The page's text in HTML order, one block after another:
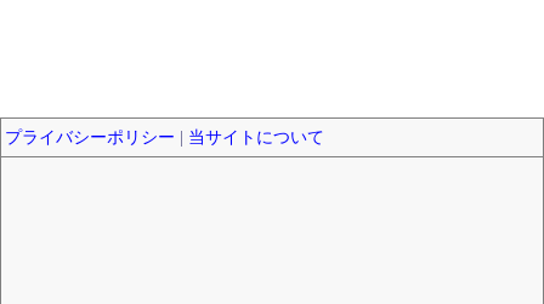
プライバシーポリシー 当サイトについて